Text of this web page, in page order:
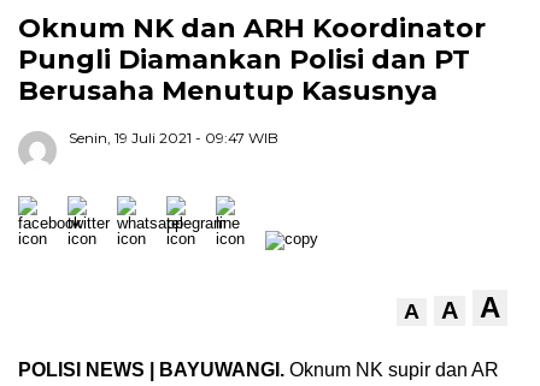
Oknum NK dan ARH Koordinator
Pungli Diamankan Polisi dan PT
Berusaha Menutup Kasusnya
Senin, 19 Juli 2021 - 09:47 WIB
A A A
POLISI NEWS | BAYUWANGI. Oknum NK supir dan AR